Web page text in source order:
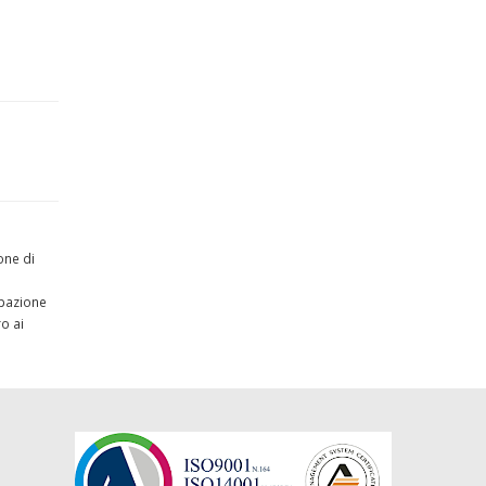
di
ai